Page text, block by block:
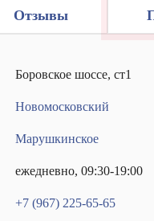
Отзывы
Боровское шоссе, ст1
Новомосковский
Марушкинское
ежедневно, 09:30-19:00
+7 (967) 225-65-65